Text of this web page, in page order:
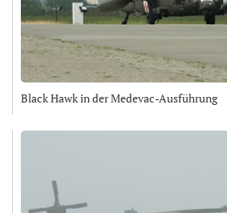
Black Hawk in der Medevac-Ausführung